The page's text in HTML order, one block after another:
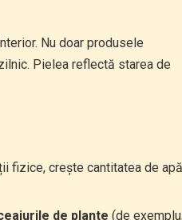
Nu doar produsele
Pielea reflectă starea de
fizice, crește cantitatea de apă
de plante (de